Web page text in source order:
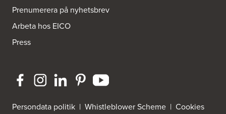
Bra Hus från Hedlunds AB
Järnvägsgatan 12
Tel.:
Strömledningsgatan 5
721 37 Västerås
Prenumerera på nyhetsbrev
Arbeta hos EICO
Press
Persondata politik | Whistleblower Scheme | Cookies